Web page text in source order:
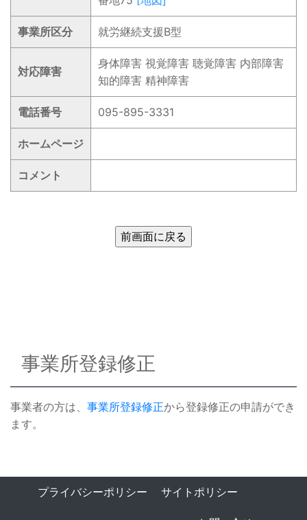
事業所区分 就労継続支援B型
対応障害
身体障害 視覚障害 聴覚障害 内部障害
知的障害 精神障害
電話番号 095-895-3331
ホームページ
コメント
事業所登録修正
事業者の方は、 事業所登録修正から登録修正の申請ができ
ます。
プライバシーポリシー サイトポリシー